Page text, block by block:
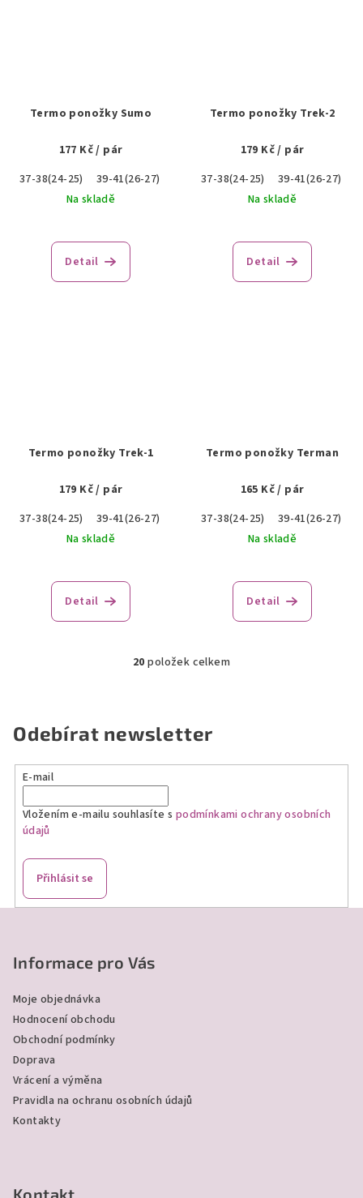
Termo ponožky Sumo
177 Kč/ pár
37-38(24-25)
39-41(26-27) 42-43(28-29)
45-47(30-31)
Na skladě
Detail
Termo ponožky Trek-2
179 Kč/ pár
37-38(24-25)
39-41(26-27)
Na skladě
Detail
Termo ponožky Trek-1
179 Kč/ pár
37-38(24-25)
39-41(26-27)
45-46(30-31)
Na skladě
Detail
Termo ponožky Terman
165 Kč/ pár
37-38(24-25)
39-41(26-27)
Na skladě
hodnocení
produktu
Detail
O
á
d
a
p
v
20 položek celkem
Odebírat newsletter
E-mail
Vložením e-mailu souhlasíte s podmínkami ochrany osobních
údajů
Přihlásit se
Informace pro Vás
Moje objednávka
Hodnocení obchodu
Obchodní podmínky
Doprava
Vrácení a výměna
Pravidla na ochranu osobních údajů
Kontakty
Kontakt